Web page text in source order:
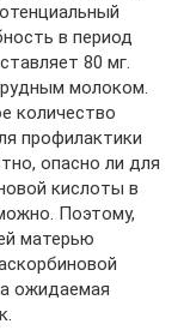
в период
80 мг.
молоком.
количество
профилактики
опасно ли для
кислоты в
Поэтому,
матерью
ожидаемая